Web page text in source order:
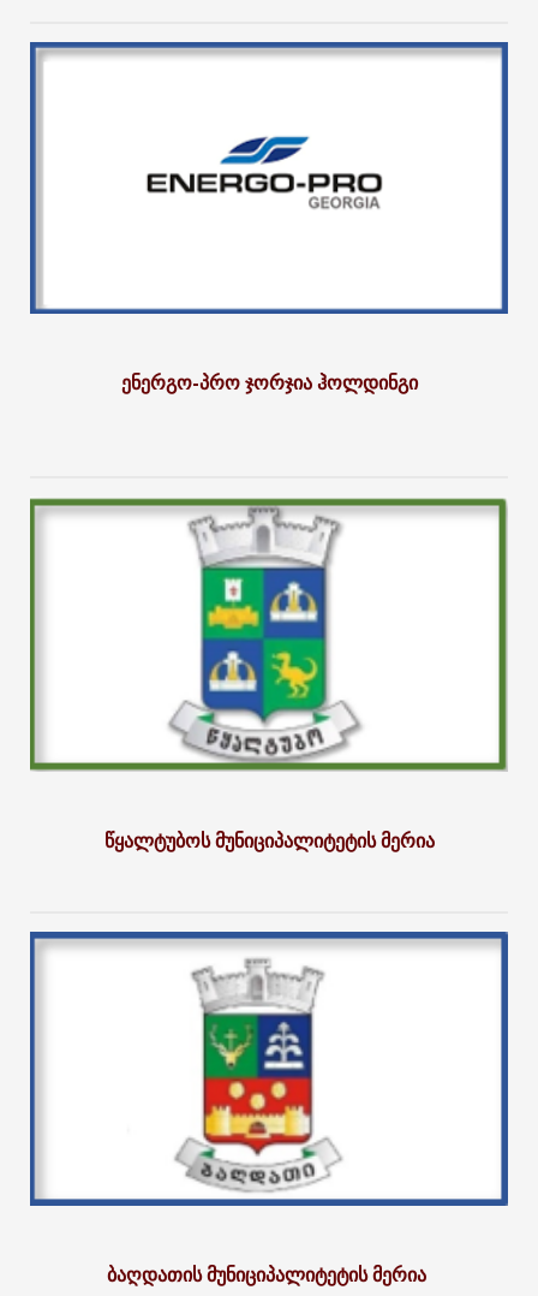
ენერგო-პრო ჯორჯია ჰოლდინგი
წყალტუბოს მუნიციპალიტეტის მერია
ბაღდათის მუნიციპალიტეტის მერია